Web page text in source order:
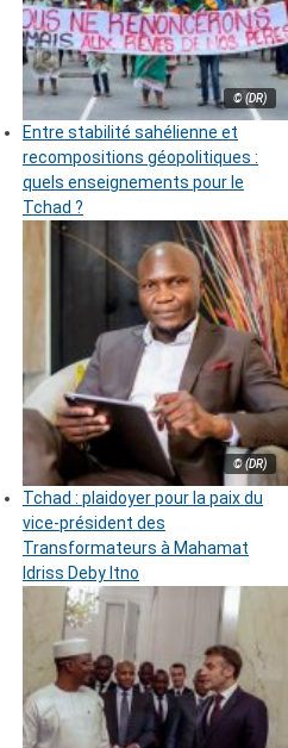
© (DR)
Entre stabilité sahélienne et
recompositions géopolitiques :
quels enseignements pour le
Tchad ?
© (DR)
Tchad : plaidoyer pour la paix du
vice-président des
Transformateurs à Mahamat
Idriss Deby Itno